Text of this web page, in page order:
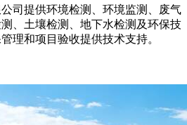
司提供环境检测、环境监测、废气
、土壤检测、地下水检测及环保技
理和项目验收提供技术支持。